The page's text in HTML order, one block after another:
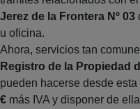
Jerez de la Frontera Nº 03
u oficina.
Ahora, servicios tan
Registro de la Propiedad
pueden hacerse desde
€ más IVA y disponer de